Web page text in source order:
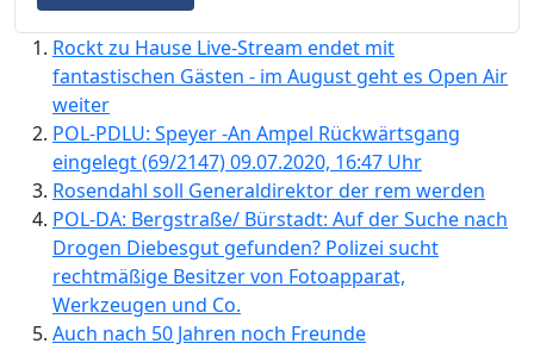
Rockt zu Hause Live-Stream endet mit
fantastischen Gästen - im August geht es Open Air
weiter
POL-PDLU: Speyer -An Ampel Rückwärtsgang
eingelegt (69/2147) 09.07.2020, 16:47 Uhr
Rosendahl soll Generaldirektor der rem werden
POL-DA: Bergstraße/ Bürstadt: Auf der Suche nach
Drogen Diebesgut gefunden? Polizei sucht
rechtmäßige Besitzer von Fotoapparat,
Werkzeugen und Co.
Auch nach 50 Jahren noch Freunde